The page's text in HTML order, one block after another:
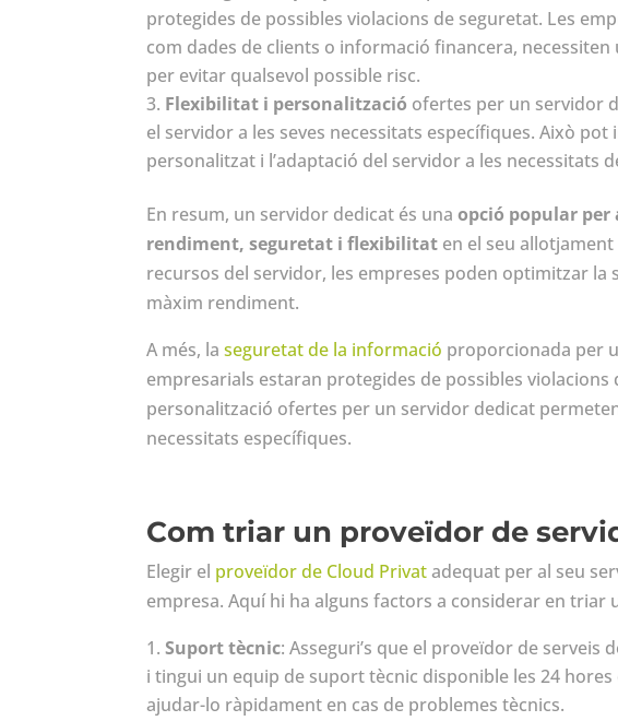
protegides de possibles violacions de seguretat. Les
com dades de clients o informació financera,
per evitar qualsevol possible risc.
Flexibilitat i personalització ofertes per un servidor
el servidor a les seves necessitats específiques. Això
personalitzat i l’adaptació del servidor a les necessitats
En resum, un servidor dedicat és unaopció popular per
rendiment, seguretat i flexibilitat en el seu allotjament
recursos del servidor, les empreses poden optimitzar
màxim rendiment.
A més, laseguretat de la informació proporcionada per
empresarials estaran protegides de possibles
personalització ofertes per un servidor dedicat
necessitats específiques.
Com triar un proveïdor de
Elegir el proveïdor de Cloud Privatadequat per al seu
empresa. Aquí hi ha alguns factors a considerar en
Suport tècnic: Asseguri’s que el proveïdor de
i tingui un equip de suport tècnic disponible les 24
ajudar-lo ràpidament en cas de problemes tècnics.